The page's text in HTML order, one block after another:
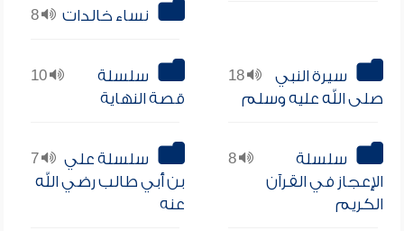
8 نساء خالدات
18
سيرة النبي
صلى الله عليه وسلم
10
سلسلة
قصة النهاية
8
سلسلة
الإعجاز في القرآن
الكريم
7
سلسلة علي
بن أبي طالب رضي الله
عنه